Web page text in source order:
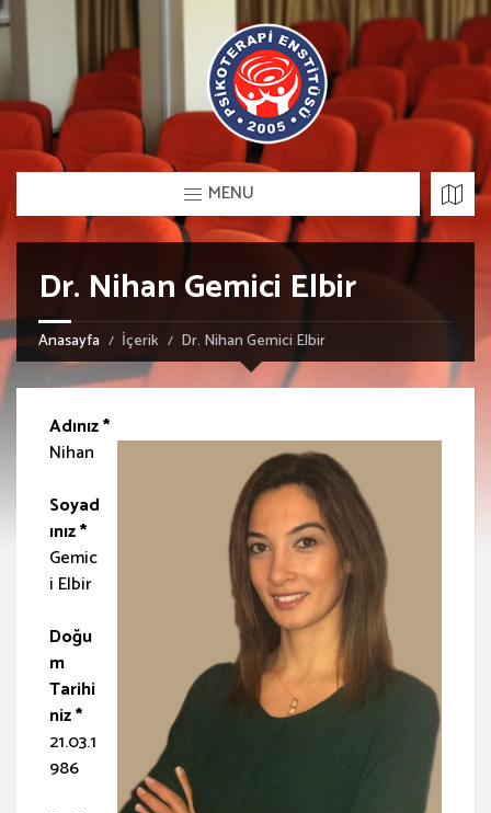
MENU
Dr. Nihan Gemici Elbir
Anasayfa İçerik Dr. Nihan Gemici Elbir
Adınız *
Nihan
Soyad
ınız *
Gemic
i Elbir
Doğu
m
Tarihi
niz *
21.03.1
986